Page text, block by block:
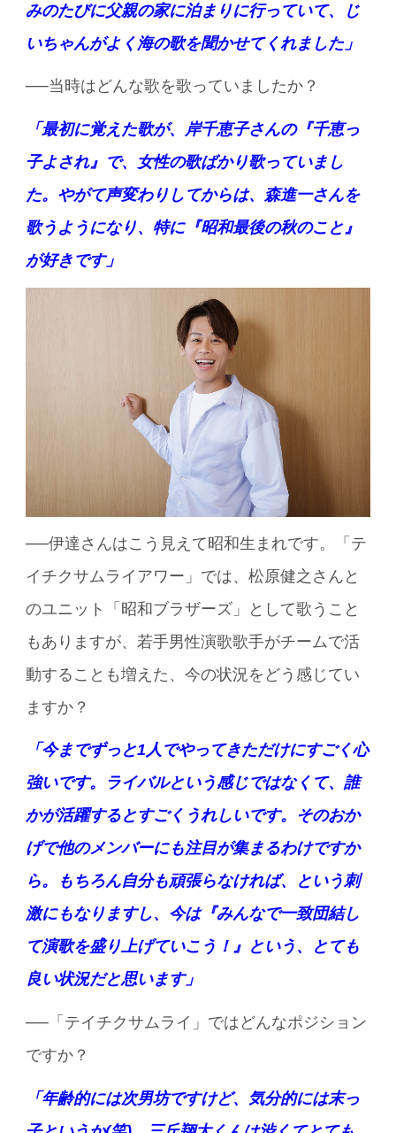
みのたびに父親の家に泊まりに行っていて、じ
いちゃんがよく海の歌を聞かせてくれました」
──当時はどんな歌を歌っていましたか？
「最初に覚えた歌が、岸千恵子さんの『千恵っ
子よされ』で、女性の歌ばかり歌っていまし
た。やがて声変わりしてからは、森進一さんを
歌うようになり、特に『昭和最後の秋のこと』
が好きです」
──伊達さんはこう見えて昭和生まれです。「テ
イチクサムライアワー」では、松原健之さんと
のユニット「昭和ブラザーズ」として歌うこと
もありますが、若手男性演歌歌手がチームで活
動することも増えた、今の状況をどう感じてい
ますか？
「今までずっと1人でやってきただけにすごく心
強いです。ライバルという感じではなくて、誰
かが活躍するとすごくうれしいです。そのおか
げで他のメンバーにも注目が集まるわけですか
ら。もちろん自分も頑張らなければ、という刺
激にもなりますし、今は『みんなで一致団結し
て演歌を盛り上げていこう！』という、とても
良い状況だと思います」
──「テイチクサムライ」ではどんなポジション
ですか？
「年齢的には次男坊ですけど、気分的には末っ